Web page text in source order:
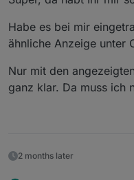
Habe es bei mir
ähnliche Anzeige unter
Nur mit den
ganz klar. Da muss ich
2 months later